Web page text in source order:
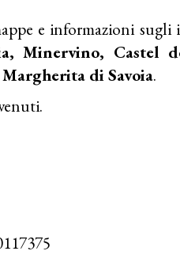
e informazioni sugli
Minervino, Castel
di Savoia.